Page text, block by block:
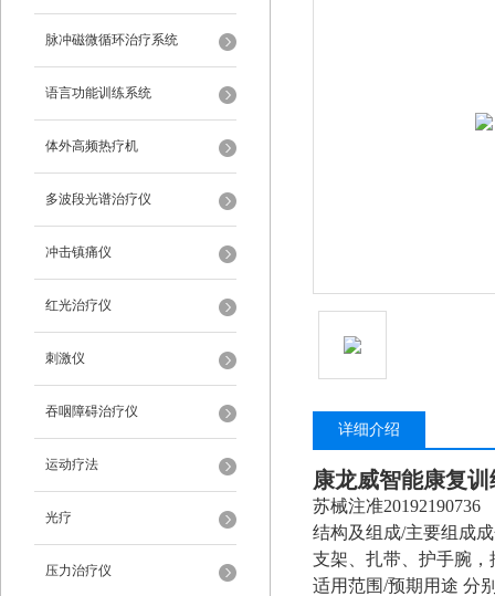
脉冲磁微循环治疗系统
语言功能训练系统
体外高频热疗机
多波段光谱治疗仪
冲击镇痛仪
红光治疗仪
刺激仪
吞咽障碍治疗仪
运动疗法
光疗
压力治疗仪
详细介绍
康龙威智能康复
苏械注准20192190736
结构及组成/主要组成
支架、扎带、护手腕
适用范围/预期用途 分